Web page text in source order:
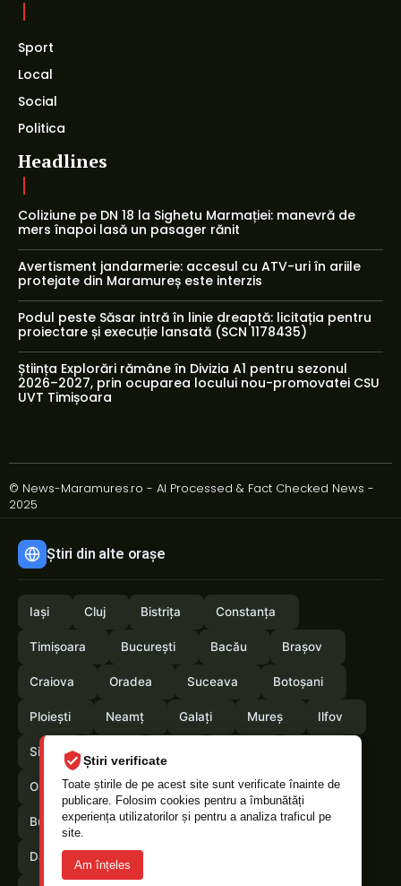
Știri verificate
Toate știrile de pe acest site sunt verificate înainte de
publicare. Folosim cookies pentru a îmbunătăți
experiența utilizatorilor și pentru a analiza traficul pe
site.
Am înțeles
Sport
Local
Social
Politica
Headlines
Coliziune pe DN 18 la Sighetu Marmației: manevră de
mers înapoi lasă un pasager rănit
Avertisment jandarmerie: accesul cu ATV-uri în ariile
protejate din Maramureș este interzis
Podul peste Săsar intră în linie dreaptă: licitația pentru
proiectare și execuție lansată (SCN 1178435)
Știința Explorări rămâne în Divizia A1 pentru sezonul
2026–2027, prin ocuparea locului nou-promovatei CSU
UVT Timișoara
© News-Maramures.ro - AI Processed & Fact Checked News -
2025
Știri din alte orașe
Iași Cluj Bistrița Constanța
Timișoara București Bacău Brașov
Craiova Oradea Suceava Botoșani
Ploiești Neamț Galați Mureș Ilfov
Sibiu
Olt Arges Vrancea Satumare
Buzau Braila Calarasi Caras-Severin
Dambovita Giurgiu